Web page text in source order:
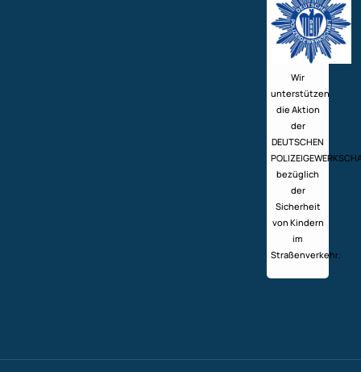
Wir
unterstützen
die Aktion
der
DEUTSCHEN
bezüglich
der
Sicherheit
von Kindern
im
Straßenverkehr.